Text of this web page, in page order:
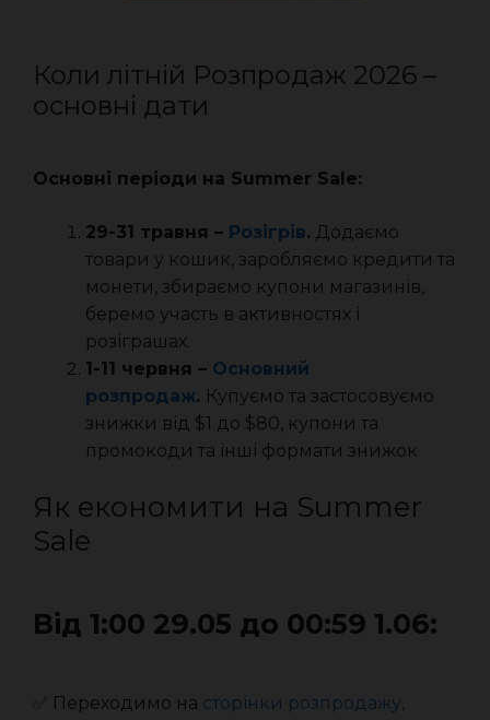
Коли літній Розпродаж 2026 –
основні дати
Основні періоди на Summer Sale:
29-31 травня – Розігрів. Додаємо
товари у кошик, заробляємо кредити та
монети, збираємо купони магазинів,
беремо участь в активностях і
розіграшах.
1-11 червня – Основний
розпродаж. Купуємо та застосовуємо
знижки від $1 до $80, купони та
промокоди та інші формати знижок
Як економити на Summer
Sale
Від 1:00 29.05 до 00:59 1.06:
✅ Переходимо на сторінки розпродажу,